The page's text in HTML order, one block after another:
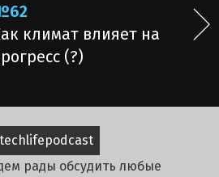
климат влияет на
(?)
рады обсудить любые